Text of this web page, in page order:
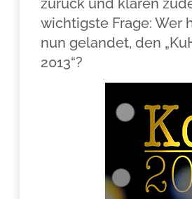
zurück und klären
wichtigste Frage: Wer
nun gelandet, den
2013“?